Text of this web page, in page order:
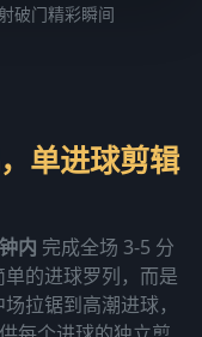
破门精彩瞬间
单进球剪辑
内 完成全场 3-5 分
的进球罗列，而是
拉锯到高潮进球，